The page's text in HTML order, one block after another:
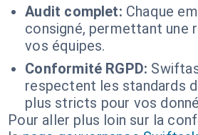
Audit complet: Chaque
consigné, permettant une
vos équipes.
Conformité RGPD:
respectent les standards
plus stricts pour vos
Pour aller plus loin sur la